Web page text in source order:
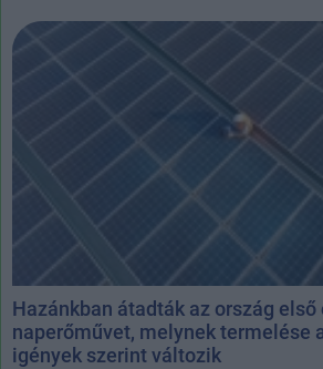
Hazánkban átadták az ország első
naperőművet, melynek termelése
igények szerint változik